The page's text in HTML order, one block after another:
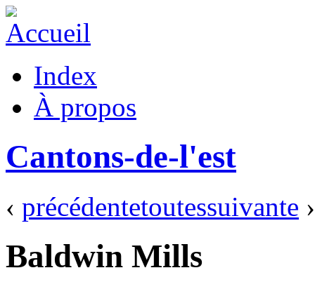
Index
À propos
Cantons-de-l'est
‹ précédentetoutessuivante ›
Baldwin Mills